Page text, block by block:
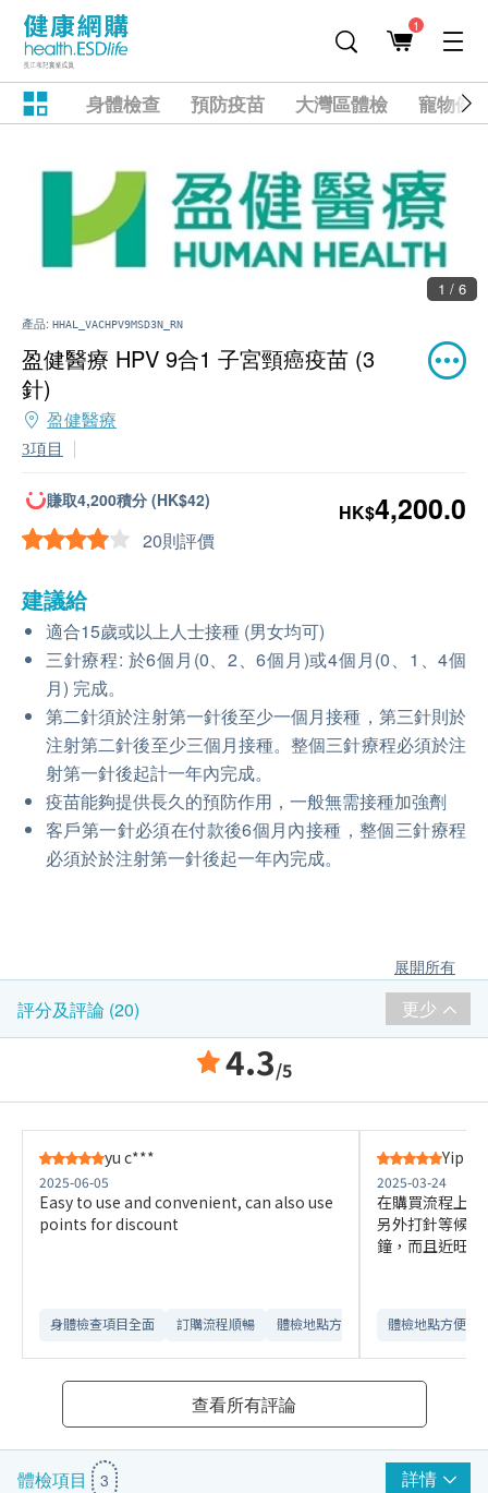
1
身體檢查 預防疫苗 大灣區體檢 寵物健
1 / 6
產品: HHAL_VACHPV9MSD3N_RN
盈健醫療 HPV 9合1 子宮頸癌疫苗 (3
針)
盈健醫療
3項目
賺取4,200積分 (HK$42)
20則評價
HK$4,200.0
建議給
適合15歲或以上人士接種 (男女均可)
三針療程: 於6個月(0、2、6個月)或4個月(0、1、4個
月) 完成。
第二針須於注射第一針後至少一個月接種，第三針則於
注射第二針後至少三個月接種。整個三針療程必須於注
射第一針後起計一年內完成。
疫苗能夠提供長久的預防作用，一般無需接種加強劑
客戶第一針必須在付款後6個月內接種，整個三針療程
必須於於注射第一針後起一年內完成。
展開所有
評分及評論 (20) 更少
4.3/5
yu c***
2025-06-05
Easy to use and convenient, can also use
points for discount
身體檢查項目全面 訂購流程順暢 體檢地點方便
Yip
2025-03-24
在購買流程上
另外打針等候
鐘，而且近旺
體檢地點方便
查看所有評論
體檢項目 3 詳情